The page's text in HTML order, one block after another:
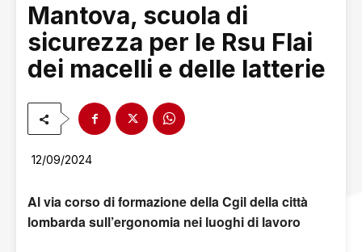
Mantova, scuola di
sicurezza per le Rsu Flai
dei macelli e delle latterie
12/09/2024
Al via corso di formazione della Cgil della città
lombarda sull’ergonomia nei luoghi di lavoro